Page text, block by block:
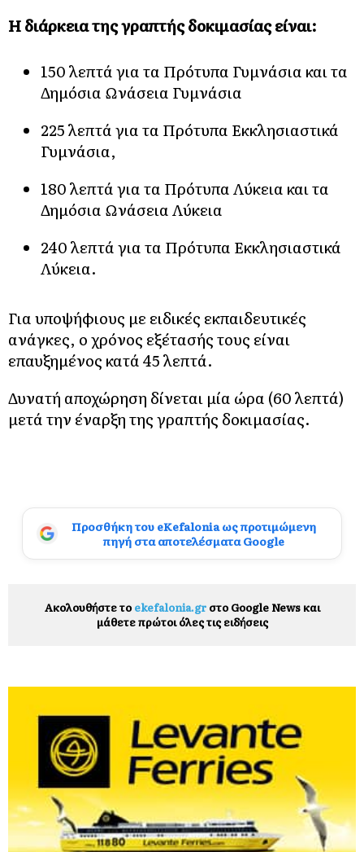
Η διάρκεια της γραπτής δοκιμασίας είναι:
150 λεπτά για τα Πρότυπα Γυμνάσια και τα
Δημόσια Ωνάσεια Γυμνάσια
225 λεπτά για τα Πρότυπα Εκκλησιαστικά
Γυμνάσια,
180 λεπτά για τα Πρότυπα Λύκεια και τα
Δημόσια Ωνάσεια Λύκεια
240 λεπτά για τα Πρότυπα Εκκλησιαστικά
Λύκεια.
Για υποψήφιους με ειδικές εκπαιδευτικές
ανάγκες, ο χρόνος εξέτασής τους είναι
επαυξημένος κατά 45 λεπτά.
Δυνατή αποχώρηση δίνεται μία ώρα (60 λεπτά)
μετά την έναρξη της γραπτής δοκιμασίας.
Προσθήκη του eKefalonia ως προτιμώμενη
πηγή στα αποτελέσματα Google
Ακολουθήστε το ekefalonia.grστο Google News και
μάθετε πρώτοι όλες τις ειδήσεις